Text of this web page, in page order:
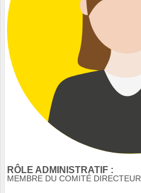
RÔLE ADMINISTRATIF :
MEMBRE DU COMITÉ DIRECTEUR